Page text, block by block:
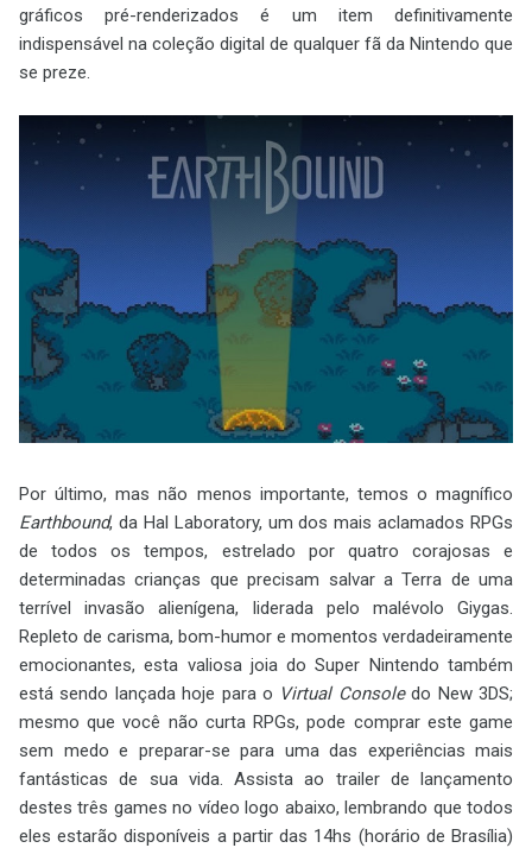
gráficos pré-renderizados é um item definitivamente
indispensável na coleção digital de qualquer fã da Nintendo que
se preze.
Por último, mas não menos importante, temos o magnífico
Earthbound, da Hal Laboratory, um dos mais aclamados RPGs
de todos os tempos, estrelado por quatro corajosas e
determinadas crianças que precisam salvar a Terra de uma
terrível invasão alienígena, liderada pelo malévolo Giygas.
Repleto de carisma, bom-humor e momentos verdadeiramente
emocionantes, esta valiosa joia do Super Nintendo também
está sendo lançada hoje para o Virtual Consoledo New 3DS;
mesmo que você não curta RPGs, pode comprar este game
sem medo e preparar-se para uma das experiências mais
fantásticas de sua vida. Assista ao trailer de lançamento
destes três games no vídeo logo abaixo, lembrando que todos
eles estarão disponíveis a partir das 14hs (horário de Brasília)